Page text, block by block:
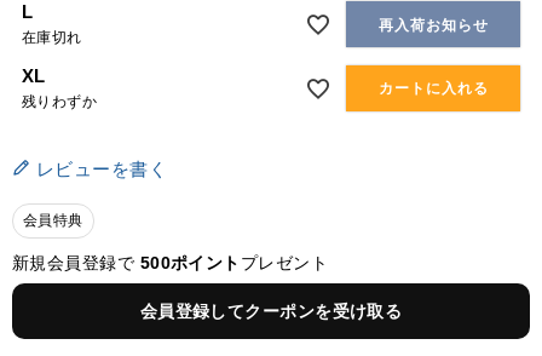
L
在庫切れ
再入荷お知らせ
XL
残りわずか
カートに入れる
レビューを書く
会員特典
新規会員登録で 500ポイント プレゼント
会員登録してクーポンを受け取る